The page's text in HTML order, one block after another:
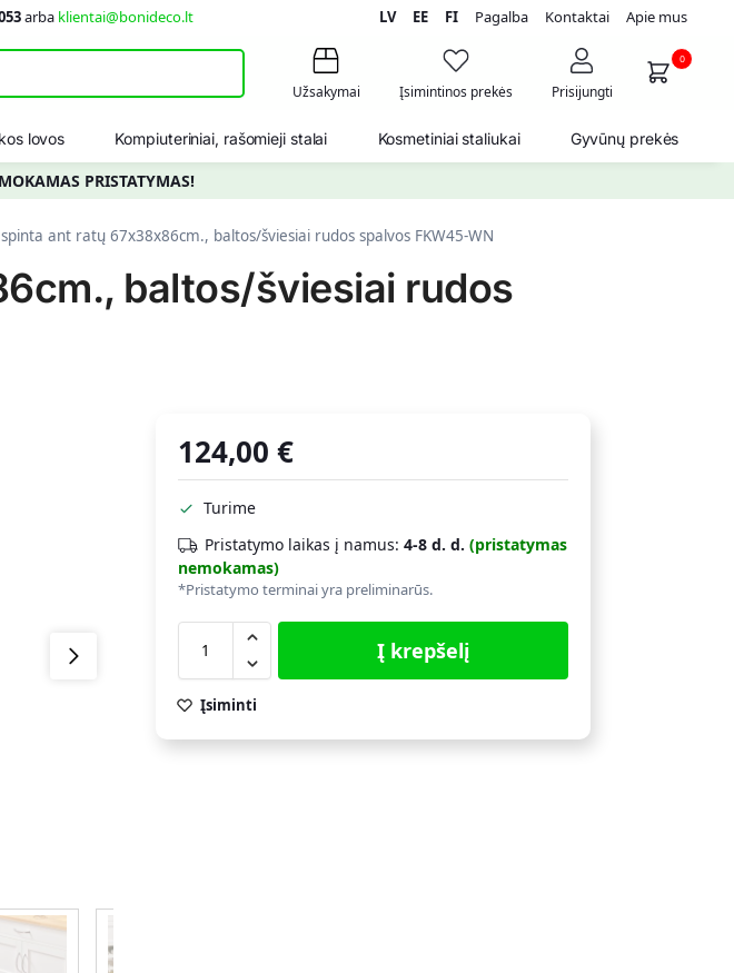
arba klientai@bonideco.lt LV EE FI Pagalba Kontaktai Apie mus
Užsakymai Įsimintinos prekės Prisijungti
0
lovos Kompiuteriniai, rašomieji stalai Kosmetiniai staliukai Gyvūnų prekės
PRISTATYMAS!
ant ratų 67x38x86cm., baltos/šviesiai rudos spalvos FKW45-WN
baltos/šviesiai rudos
124,00€
Turime
Pristatymo laikas į namus:4-8 d. d. (pristatymas
nemokamas)
*Pristatymo terminai yra preliminarūs.
Į krepšelį
Įsiminti